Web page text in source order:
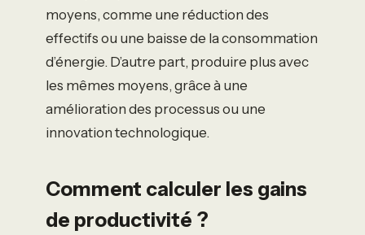
moyens, comme une réduction des
effectifs ou une baisse de la consommation
d’énergie. D’autre part, produire plus avec
les mêmes moyens, grâce à une
amélioration des processus ou une
innovation technologique.
Comment calculer les gains
de productivité ?